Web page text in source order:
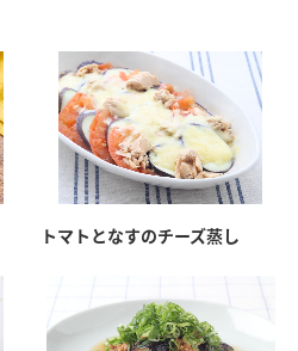
検索
プについて 製造所固有記号一覧
トマトとなすのチーズ蒸し